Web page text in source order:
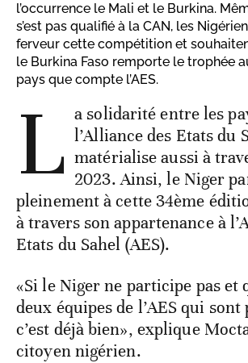
l’occurrence le Mali et le Burkina.
s’est pas qualifié à la CAN, les
ferveur cette compétition et
le Burkina Faso remporte le trophée
pays que compte l’AES.
L a solidarité entre les
l’Alliance des Etats du
matérialise aussi à
2023. Ainsi, le Niger
pleinement à cette 34ème
à travers son appartenance à
Etats du Sahel (AES).
«Si le Niger ne participe pas et
deux équipes de l’AES qui
c’est déjà bien», explique
citoyen nigérien.